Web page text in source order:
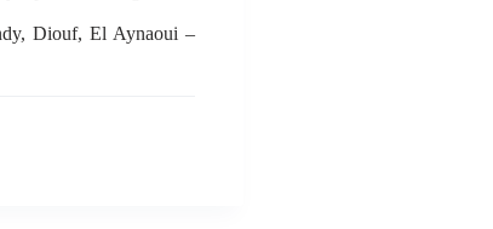
Diouf, El Aynaoui –